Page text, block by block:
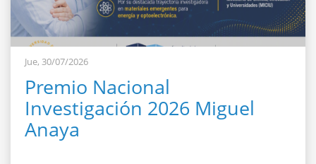
Jue, 30/07/2026
Premio Nacional
Investigación 2026 Miguel
Anaya